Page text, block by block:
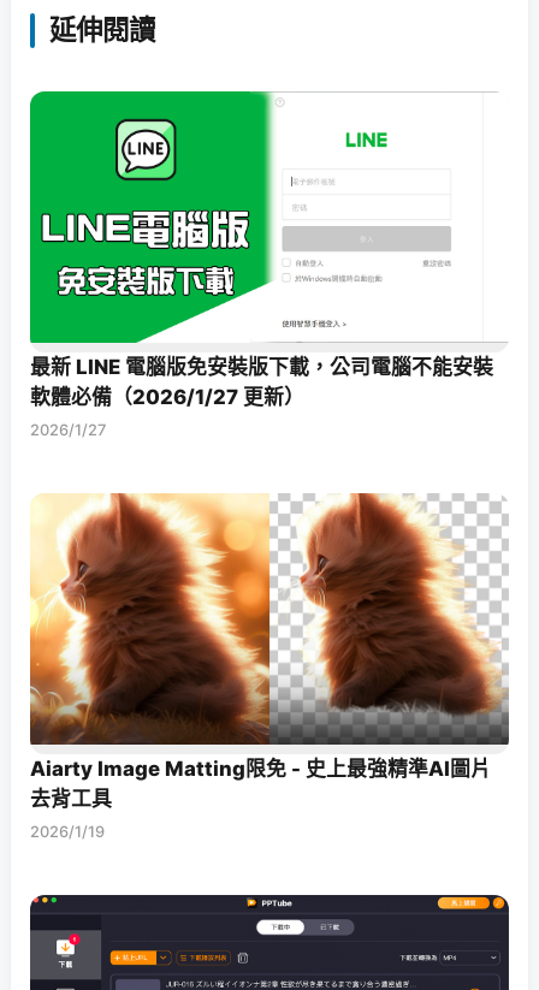
延伸閱讀
最新 LINE 電腦版免安裝版下載，公司電腦不能安裝
軟體必備（2026/1/27 更新）
2026/1/27
Aiarty Image Matting限免 - 史上最強精準AI圖片
去背工具
2026/1/19